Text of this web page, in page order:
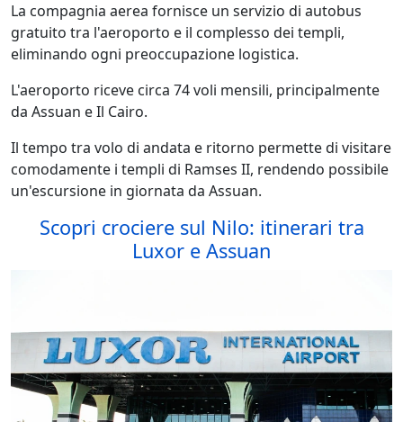
La compagnia aerea fornisce un servizio di autobus
gratuito tra l'aeroporto e il complesso dei templi,
eliminando ogni preoccupazione logistica.
L'aeroporto riceve circa 74 voli mensili, principalmente
da Assuan e Il Cairo.
Il tempo tra volo di andata e ritorno permette di visitare
comodamente i templi di Ramses II, rendendo possibile
un'escursione in giornata da Assuan.
Scopri crociere sul Nilo: itinerari tra
Luxor e Assuan